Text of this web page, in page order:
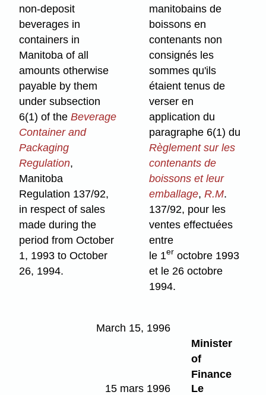
non-deposit
beverages in
containers in
Manitoba of all
amounts otherwise
payable by them
under subsection
6(1) of theBeverage
Container and
Packaging
Regulation,
Manitoba
Regulation 137/92,
in respect of sales
made during the
period from October
1, 1993 to October
26, 1994.
manitobains de
boissons en
contenants non
consignés les
sommes qu'ils
étaient tenus de
verser en
application du
paragraphe 6(1) du
Règlement sur les
contenants de
boissons et leur
emballage,R.M.
137/92, pour les
ventes effectuées
entre
le 1er octobre 1993
et le 26 octobre
1994.
March 15, 1996
Minister
of
Finance
15 mars 1996
Le